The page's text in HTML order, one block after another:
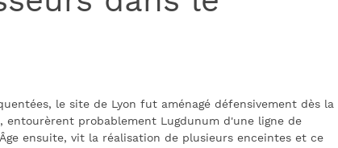
le site de Lyon fut aménagé défensivement dès la
entourèrent probablement Lugdunum d'une ligne de
ensuite, vit la réalisation de plusieurs enceintes et ce